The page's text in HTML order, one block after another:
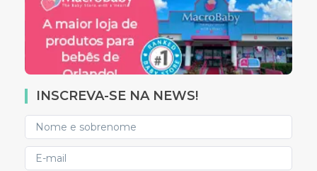
INSCREVA-SE NA NEWS!